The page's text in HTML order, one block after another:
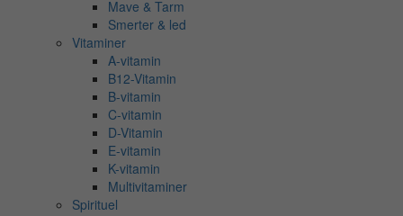
Mave & Tarm
Smerter & led
Vitaminer
A-vitamin
B12-Vitamin
B-vitamin
C-vitamin
D-Vitamin
E-vitamin
K-vitamin
Multivitaminer
Spirituel